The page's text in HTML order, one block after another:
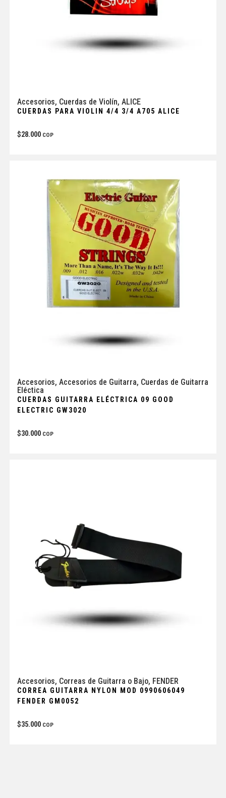
Accesorios, Cuerdas de Violín, ALICE
CUERDAS PARA VIOLIN 4/4 3/4 A705 ALICE
$28.000 COP
Accesorios, Accesorios de Guitarra, Cuerdas de Guitarra
Eléctica
CUERDAS GUITARRA ELÉCTRICA 09 GOOD
ELECTRIC GW3020
$30.000 COP
Accesorios, Correas de Guitarra o Bajo, FENDER
CORREA GUITARRA NYLON MOD 0990606049
FENDER GM0052
$35.000 COP